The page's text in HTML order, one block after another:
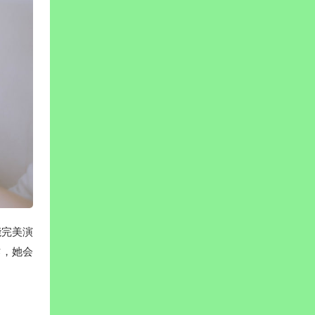
美演
她会